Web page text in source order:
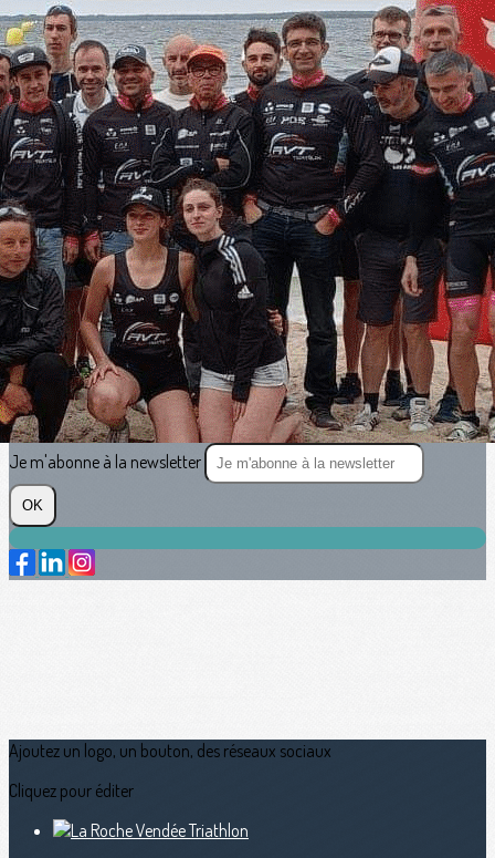
Exporter les lignes sélectionnées
Exporter toutes les colonnes
Exporter uniquement les colonnes affichées
Menu
<
>
Vie du Club
Résultats et CR des courses
?>
Images de la page d'accueil
Cliquez pour éditer
Texte, bouton et/ou inscription à la newsletter
Cliquez pour éditer
Je m'abonne à la newsletter
OK
Ajoutez un logo, un bouton, des réseaux sociaux
Cliquez pour éditer